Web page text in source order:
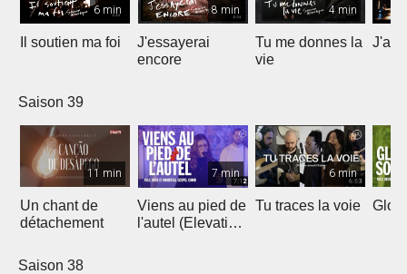
6 min
Il soutien ma foi
8 min
J'essayerai
encore
4 min
Tu me donnes la
vie
J'ai
Saison 39
11 min
Un chant de
détachement
7 min
Viens au pied de
l'autel (Elevation
6 min
Tu traces la voie
Saison 38